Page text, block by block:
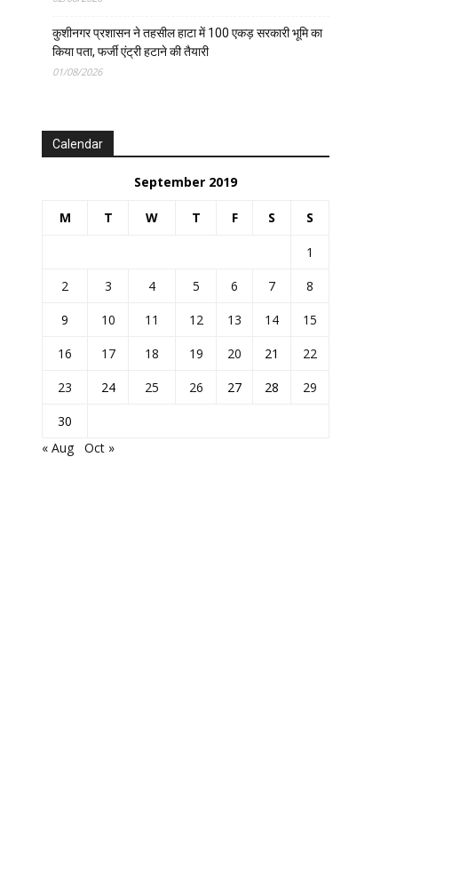
कुशीनगर प्रशासन ने तहसील हाटा में 100 एकड़ सरकारी भूमि का
किया पता, फर्जी एंट्री हटाने की तैयारी
01/08/2026
Calendar
September 2019
M T W T F S S
1
2
3 4 5 6 7
8
9
10 11 12 13 14
15
16
17 18 19 20 21
22
23
24 25 26 27 28
29
30
« Aug
Oct »